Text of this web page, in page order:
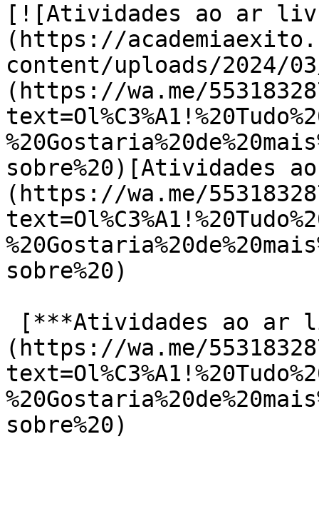
[![Atividades ao ar
(https://
content/uploads/2024/
(https://wa.me/
sobre%20)[Atividades
(https://wa.me/
sobre%20)
(https://wa.me/
sobre%20)